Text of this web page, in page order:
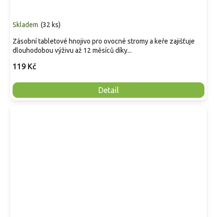
Skladem (32 ks)
119 Kč
Detail
Zásobní tabletové hnojivo pro ovocné stromy a keře zajišťuje
dlouhodobou výživu až 12 měsíců díky...